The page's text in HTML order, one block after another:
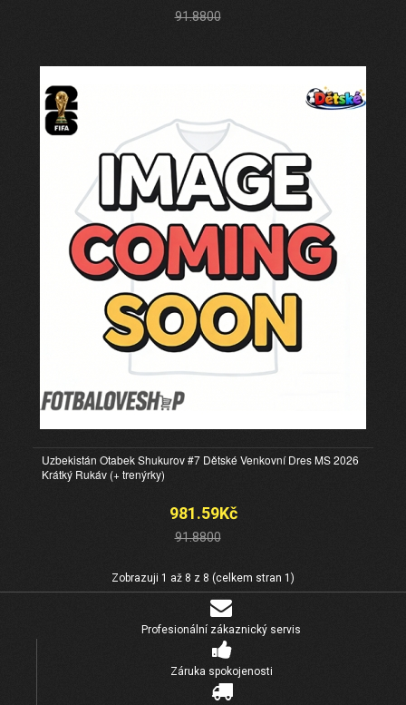
91.8800
Uzbekistán Otabek Shukurov #7 Dětské Venkovní Dres MS 2026
Krátký Rukáv (+ trenýrky)
981.59Kč
91.8800
Zobrazuji 1 až 8 z 8 (celkem stran 1)
Profesionální zákaznický servis
Záruka spokojenosti